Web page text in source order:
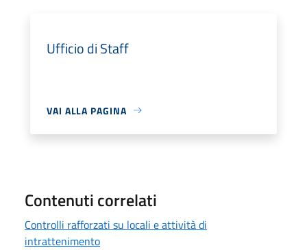
Ufficio di Staff
VAI ALLA PAGINA
Contenuti correlati
Controlli rafforzati su locali e attività di
intrattenimento